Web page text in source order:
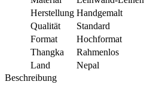
Herstellung Handgemalt
Qualität
Standard
Format
Hochformat
Thangka
Rahmenlos
Land
Nepal
Beschreibung